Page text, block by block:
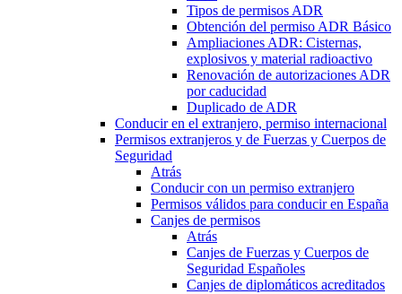
Tipos de permisos ADR
Obtención del permiso ADR Básico
Ampliaciones ADR: Cisternas,
explosivos y material radioactivo
Renovación de autorizaciones ADR
por caducidad
Duplicado de ADR
Conducir en el extranjero, permiso internacional
Permisos extranjeros y de Fuerzas y Cuerpos de
Seguridad
Atrás
Conducir con un permiso extranjero
Permisos válidos para conducir en España
Canjes de permisos
Atrás
Canjes de Fuerzas y Cuerpos de
Seguridad Españoles
Canjes de diplomáticos acreditados